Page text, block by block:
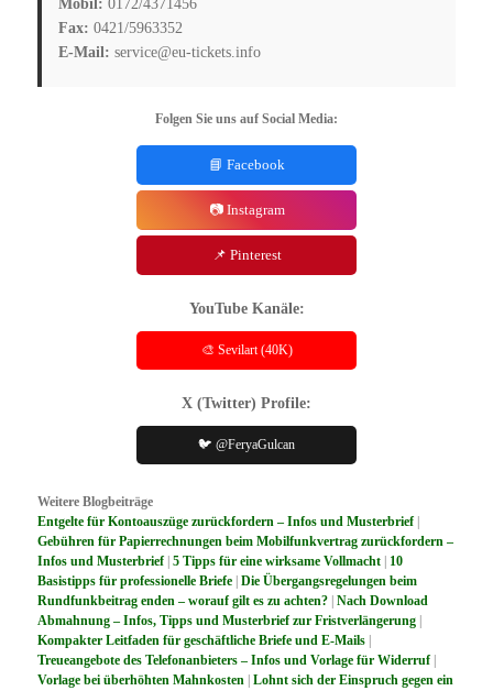
Mobil: 0172/4371456
Fax: 0421/5963352
E-Mail: service@eu-tickets.info
Folgen Sie uns auf Social Media:
📘 Facebook
📷 Instagram
📌 Pinterest
YouTube Kanäle:
🎨 Sevilart (40K)
X (Twitter) Profile:
🐦 @FeryaGulcan
Weitere Blogbeiträge
Entgelte für Kontoauszüge zurückfordern – Infos und Musterbrief|
Gebühren für Papierrechnungen beim Mobilfunkvertrag zurückfordern –
Infos und Musterbrief|5 Tipps für eine wirksame Vollmacht | 10
Basistipps für professionelle Briefe |Die Übergangsregelungen beim
Rundfunkbeitrag enden – worauf gilt es zu achten? |Nach Download
Abmahnung – Infos, Tipps und Musterbrief zur Fristverlängerung |
Kompakter Leitfaden für geschäftliche Briefe und E-Mails |
Treueangebote des Telefonanbieters – Infos und Vorlage für Widerruf|
Vorlage bei überhöhten Mahnkosten |Lohnt sich der Einspruch gegen ein